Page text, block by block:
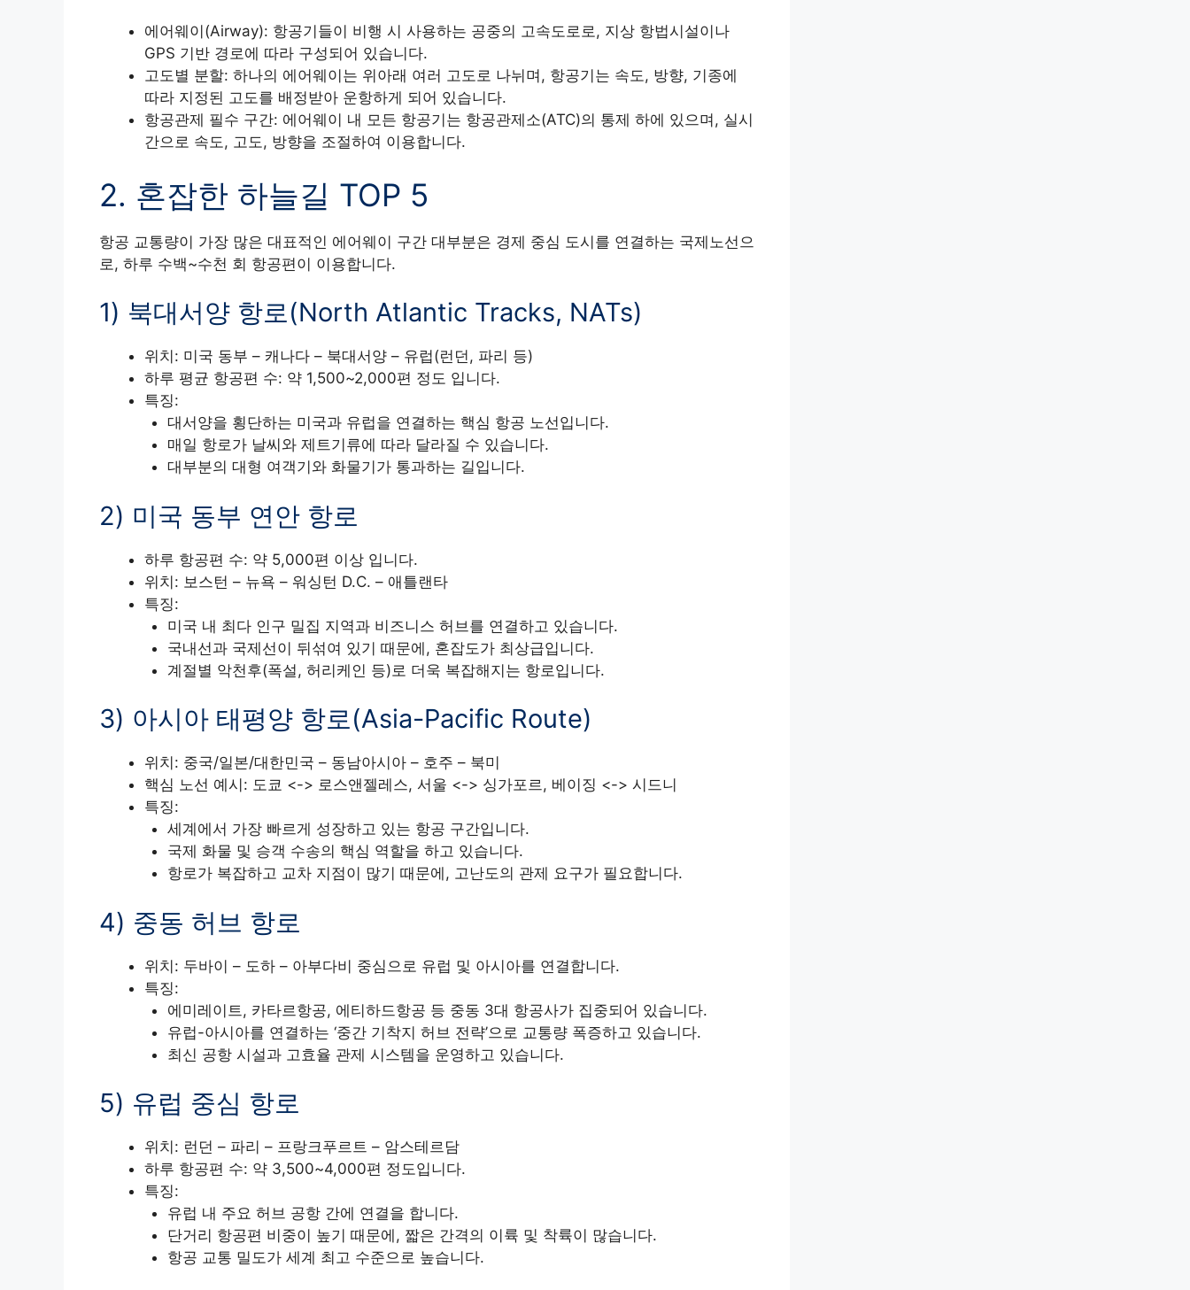
에어웨이(Airway): 항공기들이 비행 시 사용하는 공중의 고속도로로, 지상 항법시설이나
GPS 기반 경로에 따라 구성되어 있습니다.
고도별 분할: 하나의 에어웨이는 위아래 여러 고도로 나뉘며, 항공기는 속도, 방향, 기종에
따라 지정된 고도를 배정받아 운항하게 되어 있습니다.
항공관제 필수 구간: 에어웨이 내 모든 항공기는 항공관제소(ATC)의 통제 하에 있으며, 실시
간으로 속도, 고도, 방향을 조절하여 이용합니다.
2. 혼잡한 하늘길 TOP 5
항공 교통량이 가장 많은 대표적인 에어웨이 구간 대부분은 경제 중심 도시를 연결하는 국제노선으
로, 하루 수백~수천 회 항공편이 이용합니다.
1) 북대서양 항로(North Atlantic Tracks, NATs)
위치: 미국 동부 – 캐나다 – 북대서양 – 유럽(런던, 파리 등)
하루 평균 항공편 수: 약 1,500~2,000편 정도 입니다.
특징:
대서양을 횡단하는 미국과 유럽을 연결하는 핵심 항공 노선입니다.
매일 항로가 날씨와 제트기류에 따라 달라질 수 있습니다.
대부분의 대형 여객기와 화물기가 통과하는 길입니다.
2) 미국 동부 연안 항로
하루 항공편 수: 약 5,000편 이상 입니다.
위치: 보스턴 – 뉴욕 – 워싱턴 D.C. – 애틀랜타
특징:
미국 내 최다 인구 밀집 지역과 비즈니스 허브를 연결하고 있습니다.
국내선과 국제선이 뒤섞여 있기 때문에, 혼잡도가 최상급입니다.
계절별 악천후(폭설, 허리케인 등)로 더욱 복잡해지는 항로입니다.
3) 아시아 태평양 항로(Asia-Pacific Route)
위치: 중국/일본/대한민국 – 동남아시아 – 호주 – 북미
핵심 노선 예시: 도쿄 <-> 로스앤젤레스, 서울 <-> 싱가포르, 베이징 <-> 시드니
특징:
세계에서 가장 빠르게 성장하고 있는 항공 구간입니다.
국제 화물 및 승객 수송의 핵심 역할을 하고 있습니다.
항로가 복잡하고 교차 지점이 많기 때문에, 고난도의 관제 요구가 필요합니다.
4) 중동 허브 항로
위치: 두바이 – 도하 – 아부다비 중심으로 유럽 및 아시아를 연결합니다.
특징:
에미레이트, 카타르항공, 에티하드항공 등 중동 3대 항공사가 집중되어 있습니다.
유럽-아시아를 연결하는 ‘중간 기착지 허브 전략’으로 교통량 폭증하고 있습니다.
최신 공항 시설과 고효율 관제 시스템을 운영하고 있습니다.
5) 유럽 중심 항로
위치: 런던 – 파리 – 프랑크푸르트 – 암스테르담
하루 항공편 수: 약 3,500~4,000편 정도입니다.
특징:
유럽 내 주요 허브 공항 간에 연결을 합니다.
단거리 항공편 비중이 높기 때문에, 짧은 간격의 이륙 및 착륙이 많습니다.
항공 교통 밀도가 세계 최고 수준으로 높습니다.